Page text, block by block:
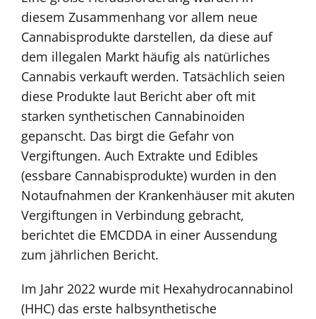
diesem Zusammenhang vor allem neue
Cannabisprodukte darstellen, da diese auf
dem illegalen Markt häufig als natürliches
Cannabis verkauft werden. Tatsächlich seien
diese Produkte laut Bericht aber oft mit
starken synthetischen Cannabinoiden
gepanscht. Das birgt die Gefahr von
Vergiftungen. Auch Extrakte und Edibles
(essbare Cannabisprodukte) wurden in den
Notaufnahmen der Krankenhäuser mit akuten
Vergiftungen in Verbindung gebracht,
berichtet die EMCDDA in einer Aussendung
zum jährlichen Bericht.
Im Jahr 2022 wurde mit Hexahydrocannabinol
(HHC) das erste halbsynthetische